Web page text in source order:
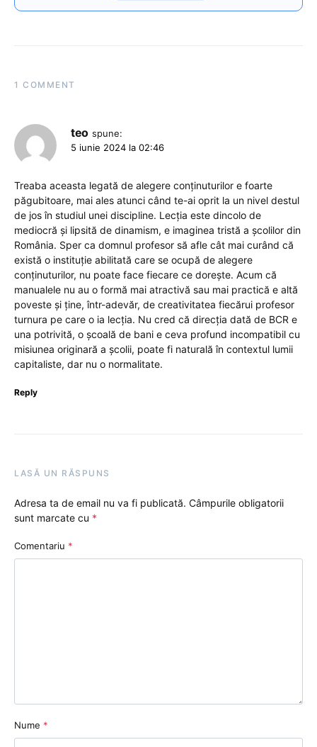
1 COMMENT
teo spune:
5 iunie 2024 la 02:46
Treaba aceasta legată de alegere conținuturilor e foarte
păgubitoare, mai ales atunci când te-ai oprit la un nivel destul
de jos în studiul unei discipline. Lecția este dincolo de
mediocră și lipsită de dinamism, e imaginea tristă a școlilor din
România. Sper ca domnul profesor să afle cât mai curând că
există o instituție abilitată care se ocupă de alegere
conținuturilor, nu poate face fiecare ce dorește. Acum că
manualele nu au o formă mai atractivă sau mai practică e altă
poveste și ține, într-adevăr, de creativitatea fiecărui profesor
turnura pe care o ia lecția. Nu cred că direcția dată de BCR e
una potrivită, o școală de bani e ceva profund incompatibil cu
misiunea originară a școlii, poate fi naturală în contextul lumii
capitaliste, dar nu o normalitate.
Reply
LASĂ UN RĂSPUNS
Adresa ta de email nu va fi publicată. Câmpurile obligatorii
sunt marcate cu *
Comentariu *
Nume *